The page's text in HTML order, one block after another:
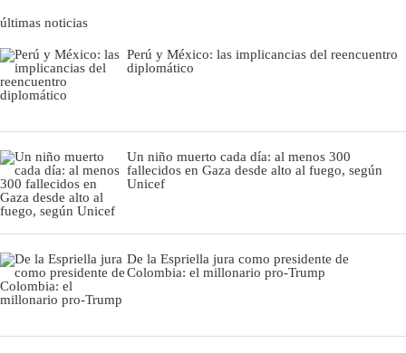
últimas noticias
Perú y México: las implicancias del reencuentro
diplomático
Un niño muerto cada día: al menos 300
fallecidos en Gaza desde alto al fuego, según
Unicef
De la Espriella jura como presidente de
Colombia: el millonario pro-Trump